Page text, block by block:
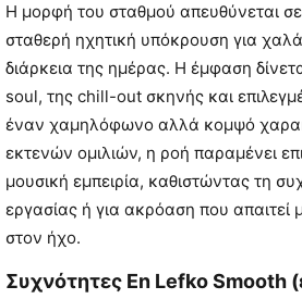
Η μορφή του σταθμού απευθύνεται
σταθερή ηχητική υπόκρουση για
διάρκεια της ημέρας. Η έμφαση
soul, της chill-out σκηνής και
έναν χαμηλόφωνο αλλά κομψό
εκτενών ομιλιών, η ροή παραμένει
μουσική εμπειρία, καθιστώντας τη
εργασίας ή για ακρόαση που απαιτεί
στον ήχο.
Συχνότητες En Lefko Smooth